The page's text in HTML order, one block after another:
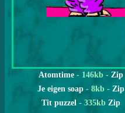
Atomtime- 146kb - Zip
Je eigen soap- 8kb- Zip
Tit puzzel- 335kb Zip